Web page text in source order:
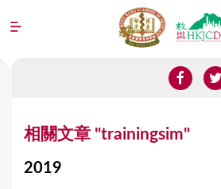
Jump to navigation
相關文章 "trainingsim"
2019